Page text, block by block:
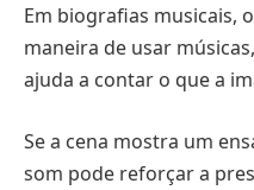
Em biografias musicais,
maneira de usar
ajuda a contar o que a
Se a cena mostra um
som pode reforçar a